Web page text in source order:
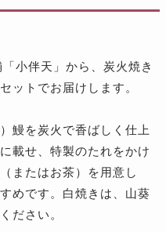
小伴天」から、炭火焼き
ットでお届けします。
鰻を炭火で香ばしく仕上
載せ、特製のたれをかけ
またはお茶）を用意し
めです。白焼きは、山葵
ださい。